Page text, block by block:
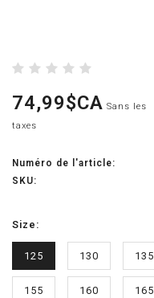
74,99$CA Sans les
taxes
Numéro de l'article:
SKU:
Size:
125 130 135
155 160 165